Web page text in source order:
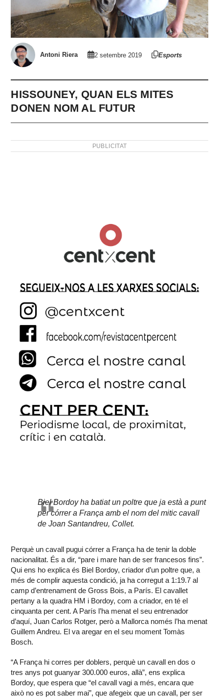
Antoni Riera 2 setembre 2019 Esports
HISSOUNEY, QUAN ELS MITES
DONEN NOM AL FUTUR
PUBLICITAT
Biel Bordoy ha batiat un poltre que ja està a punt
per córrer a França amb el nom del mitic cavall
de Joan Santandreu, Collet.
Perquè un cavall pugui córrer a França ha de tenir la doble
nacionalitat. És a dir, “pare i mare han de ser francesos fins”.
Qui ens ho explica és Biel Bordoy, criador d’un poltre que, a
més de complir aquesta condició, ja ha corregut a 1:19.7 al
camp d’entrenament de Gross Bois, a París. El cavallet
pertany a la quadra HM i Bordoy, com a criador, en té el
cinquanta per cent. A París l’ha menat el seu entrenador
d’aquí, Juan Carlos Rotger, però a Mallorca només l’ha menat
Guillem Andreu. El va aregar en el seu moment Tomàs
Bosch.
“A França hi corres per doblers, perquè un cavall en dos o
tres anys pot guanyar 300.000 euros, allà”, ens explica
Bordoy, que espera que “el cavall vagi a més, encara que
això no es pot saber mai”, que afegeix que un cavall, per ser